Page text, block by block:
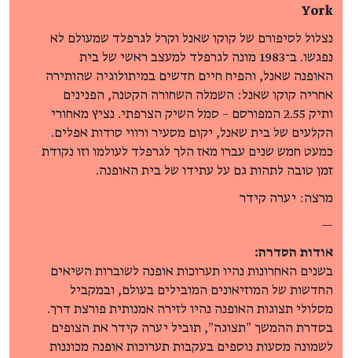
York
נצלול לסיפורם של קוקו שאנל וקרל לגרפלד שמעולם לא
נפגשו. ב־1983 מונה לגרפלד למעצב ראשי של בית
האופנה שאנל, והפיח חיים חדשים במיתולוגיה שהותירה
אחריה קוקו שאנל: השמלה השחורה הקטנה, הפנינים
ותיק 2.55 המפורסם – סמל השיק הצרפתי. נציץ מאחורי
הקלעים של בית שאנל, יקום מסעיר ורווי סודות אפלים.
כמעט חמש שנים עברו מאז הלך לגרפלד לעולמו וזו נקודת
זמן טובה לתהות גם על עתידו של בית האופנה.
מרצה: יערה קידר
—
אודות הסדרה:
בשנים האחרונות נהיו תערוכות אופנה לשוברות השיאים
החדשות של המוזיאונים המובילים בעולם, ובמקביל
מסלולי תצוגות האופנה נהיו לזירה אמנותית פורצת דרך.
בסדרת ההמשך ״תצוגה״, תוביל יערה קידר את הצופים
לשמונה מסעות נוספים בעקבות תערוכות אופנה מכוננות